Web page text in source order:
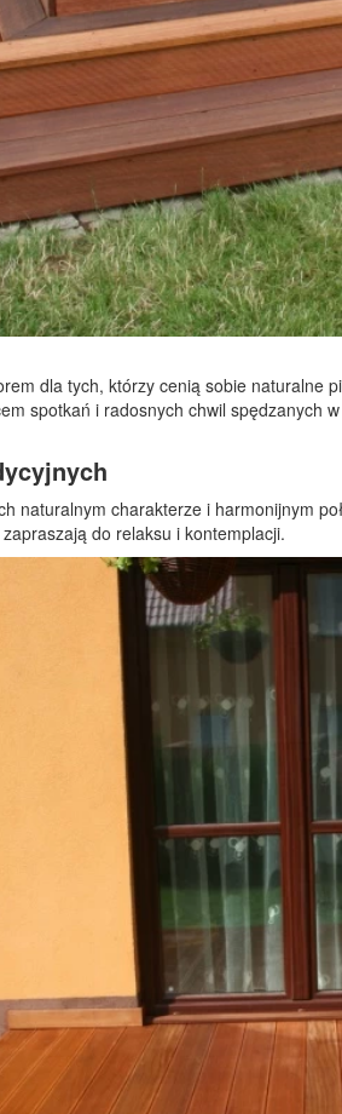
dla tych, którzy cenią sobie
spotkań i radosnych chwil spędzanych
naturalnym charakterze i harmonijnym
do relaksu i kontemplacji.